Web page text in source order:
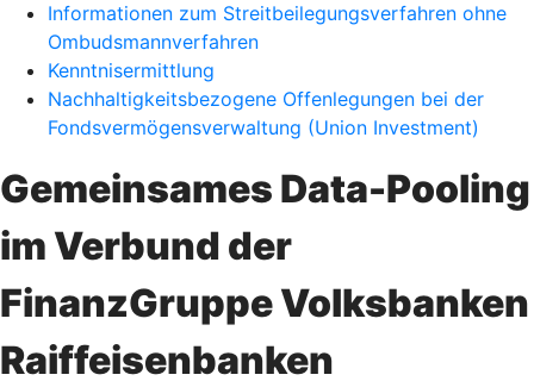
Informationen zum Streitbeilegungsverfahren ohne
Ombudsmannverfahren
Kenntnisermittlung
Nachhaltigkeitsbezogene Offenlegungen bei der
Fondsvermögensverwaltung (Union Investment)
Gemeinsames Data-Pooling
im Verbund der
FinanzGruppe Volksbanken
Raiffeisenbanken